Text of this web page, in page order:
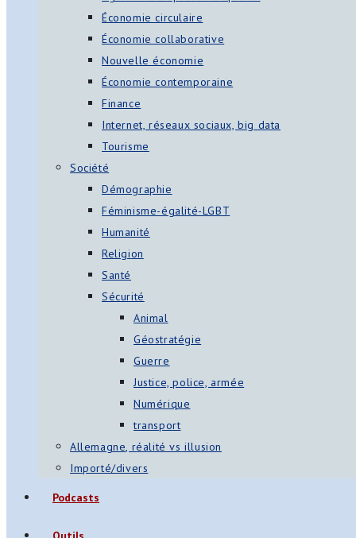
Économie circulaire
Économie collaborative
Nouvelle économie
Économie contemporaine
Finance
Internet, réseaux sociaux, big data
Tourisme
Société
Démographie
Féminisme-égalité-LGBT
Humanité
Religion
Santé
Sécurité
Animal
Géostratégie
Guerre
Justice, police, armée
Numérique
transport
Allemagne, réalité vs illusion
Importé/divers
Podcasts